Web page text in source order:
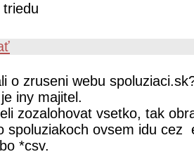
o zruseni webu
iny majitel.
zozalohovat vsetko, tak
spoluziakoch ovsem idu cez
*csv.